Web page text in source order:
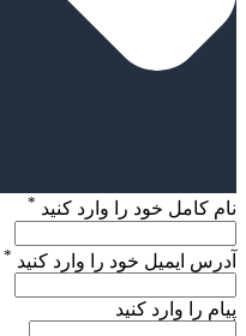
نام کامل خود را وارد کنید *
آدرس ایمیل خود را وارد کنید *
پیام را وارد کنید